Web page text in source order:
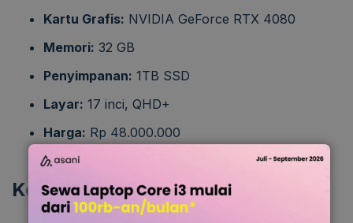
Kartu Grafis: NVIDIA GeForce RTX 4080
Memori: 32 GB
Penyimpanan: 1TB SSD
Layar: 17 inci, QHD+
Harga: Rp 48.000.000
Kelebihan: